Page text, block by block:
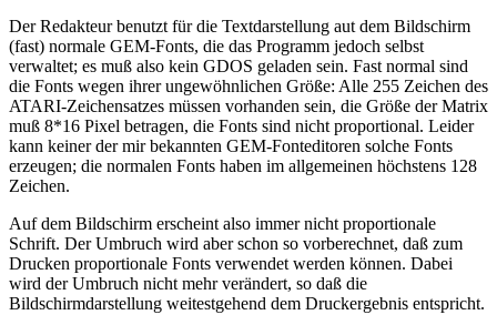
Der Redakteur benutzt für die Textdarstellung aut dem Bildschirm
(fast) normale GEM-Fonts, die das Programm jedoch selbst
verwaltet; es muß also kein GDOS geladen sein. Fast normal sind
die Fonts wegen ihrer ungewöhnlichen Größe: Alle 255 Zeichen des
ATARI-Zeichensatzes müssen vorhanden sein, die Größe der Matrix
muß 8*16 Pixel betragen, die Fonts sind nicht proportional. Leider
kann keiner der mir bekannten GEM-Fonteditoren solche Fonts
erzeugen; die normalen Fonts haben im allgemeinen höchstens 128
Zeichen.
Auf dem Bildschirm erscheint also immer nicht proportionale
Schrift. Der Umbruch wird aber schon so vorberechnet, daß zum
Drucken proportionale Fonts verwendet werden können. Dabei
wird der Umbruch nicht mehr verändert, so daß die
Bildschirmdarstellung weitestgehend dem Druckergebnis entspricht.